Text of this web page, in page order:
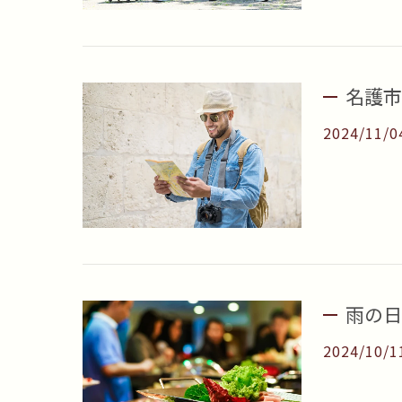
名護
2024/11/
雨の
2024/10/